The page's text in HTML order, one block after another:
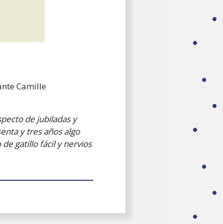
Camille
de jubiladas y
y tres años algo
gatillo fácil y nervios